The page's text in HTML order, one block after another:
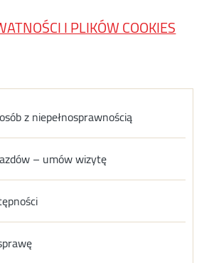
I PLIKÓW COOKIES
z niepełnosprawnością
– umów wizytę